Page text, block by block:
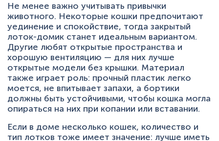
Не менее важно учитывать привычки
животного. Некоторые кошки предпочитают
уединение и спокойствие, тогда закрытый
лоток-домик станет идеальным вариантом.
Другие любят открытые пространства и
хорошую вентиляцию — для них лучше
открытые модели без крышки. Материал
также играет роль: прочный пластик легко
моется, не впитывает запахи, а бортики
должны быть устойчивыми, чтобы кошка могла
опираться на них при копании или вставании.
Если в доме несколько кошек, количество и
тип лотков тоже имеет значение: лучше иметь